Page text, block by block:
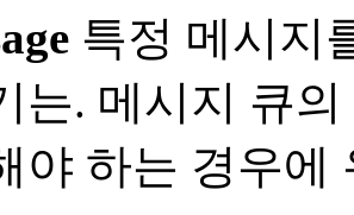
특정 메시지
는. 메시지 큐
야 하는 경우에